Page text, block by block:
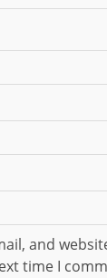
and
time I